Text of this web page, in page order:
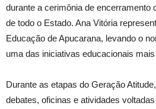
durante a cerimônia de encerramento
de todo o Estado. Ana Vitória
Educação de Apucarana, levando o
uma das iniciativas educacionais
Durante as etapas do Geração
debates, oficinas e atividades